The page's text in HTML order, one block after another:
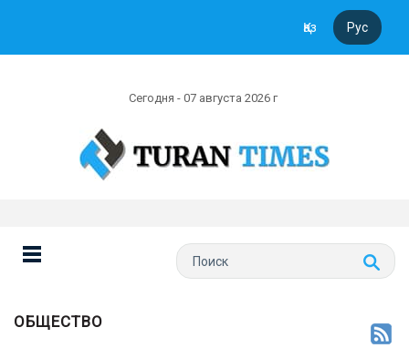
Қаз Рус
Сегодня - 07 августа 2026 г
ОБЩЕСТВО